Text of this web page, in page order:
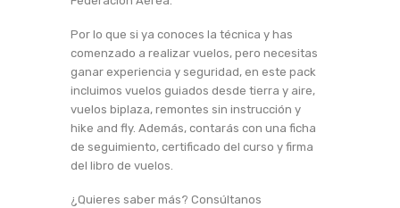
Por lo que si ya conoces la técnica y has
comenzado a realizar vuelos, pero necesitas
ganar experiencia y seguridad, en este pack
incluimos vuelos guiados desde tierra y aire,
vuelos biplaza, remontes sin instrucción y
hike and fly. Además, contarás con una ficha
de seguimiento, certificado del curso y firma
del libro de vuelos.
¿Quieres saber más? Consúltanos